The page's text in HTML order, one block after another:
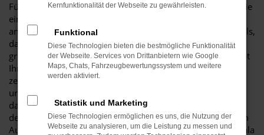
Für Bautzen gibt es kaum ein Fahrzeug, das so gut passt wie
einen Škoda Scala Neuwagen. Der Grund liegt unter
anderem in der herausragenden Ausstattung dieses Modells,
das in der aktuellen Modellgeneration noch einmal
gründlich verbessert wurde. Entsprechend genießen Sie mit
Ihrem Škoda Scala Neuwagen in Bautzen die Vorzüge
zeitgemäßer Assistenzsysteme und eine Fülle an teils
ungewöhnlichen Extras. Viele Experten sind sich bereits
darüber einig, dass ein Škoda Scala Neuwagen weit über
den Durchschnitt der Fahrzeugklasse hinausweist. Wir vom
Autohaus Schiefelbein ermöglichen Ihnen, Ihren Škoda Scala
Kernfunktionalität der Webseite zu gewährleisten.
Funktional
Diese Technologien bieten die bestmögliche Funktionalität
der Webseite. Services von Drittanbietern wie Google
Maps, Chats, Fahrzeugbewertungssystem und weitere
werden aktiviert.
Statistik und Marketing
Diese Technologien ermöglichen es uns, die Nutzung der
Webseite zu analysieren, um die Leistung zu messen und